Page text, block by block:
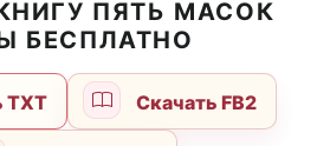
ПЯТЬ МАСОК
БЕСПЛАТНО
TXT Скачать FB2